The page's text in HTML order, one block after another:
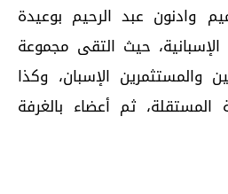
وادنون عبد الرحيم بوعيدة
الإسبانية، حيث التقى مجموعة
والمستثمرين الإسبان، وكذا
المستقلة، ثم أعضاء بالغرفة